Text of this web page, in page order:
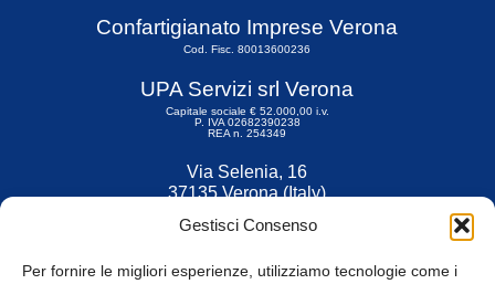
Gestisci Consenso
Per fornire le migliori esperienze, utilizziamo tecnologie come i
Confartigianato Imprese Verona
Cod. Fisc. 80013600236
UPA Servizi srl Verona
Capitale sociale € 52.000,00 i.v.
P. IVA 02682390238
REA n. 254349
Via Selenia, 16
37135 Verona (Italy)
Fax 045 9211599